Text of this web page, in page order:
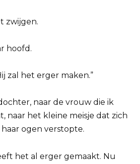
zwijgen.
hoofd.
zal het erger maken.”
naar de vrouw die ik
naar het kleine meisje dat zich
ogen verstopte.
het al erger gemaakt. Nu